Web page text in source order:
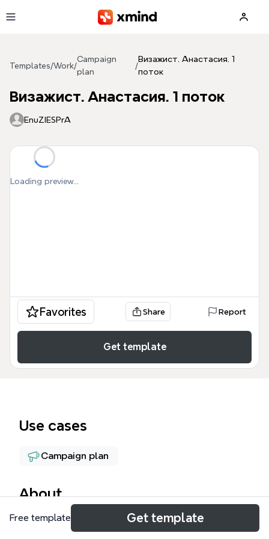
Templates/Work/
Campaign
plan
/
Визажист. Анастасия. 1
поток
Визажист. Анастасия. 1 поток
EnuZIESPrA
Loading preview...
Favorites Share Report
Get template
Use cases
Campaign plan
About
Шаблон «Визажист. Анастасия. 1 поток» — это
Free template Get template